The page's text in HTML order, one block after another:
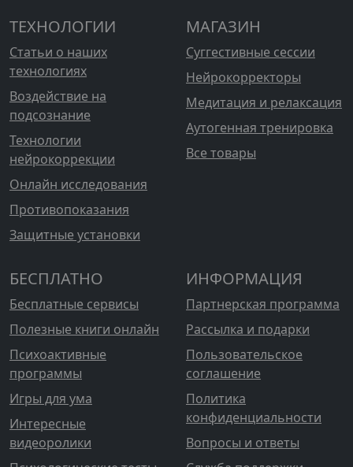
ТЕХНОЛОГИИ
Статьи о наших
технологиях
Воздействие на
подсознание
Технологии
нейрокоррекции
Онлайн исследования
Противопоказания
Защитные установки
МАГАЗИН
Суггестивные сессии
Нейрокорректоры
Медитация и релаксация
Аутогенная тренировка
Все товары
БЕСПЛАТНО
Бесплатные сервисы
Полезные книги онлайн
Психоактивные
программы
Игры для ума
Интересные
видеоролики
ИНФОРМАЦИЯ
Партнерская программа
Рассылка и подарки
Пользовательское
соглашение
Политика
конфиденциальности
Вопросы и ответы